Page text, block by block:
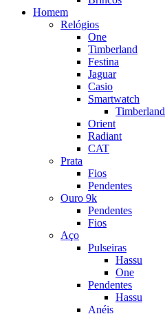
Homem
Relógios
One
Timberland
Festina
Jaguar
Casio
Smartwatch
Timberland
Orient
Radiant
CAT
Prata
Fios
Pendentes
Ouro 9k
Pendentes
Fios
Aço
Pulseiras
Hassu
One
Pendentes
Hassu
Anéis